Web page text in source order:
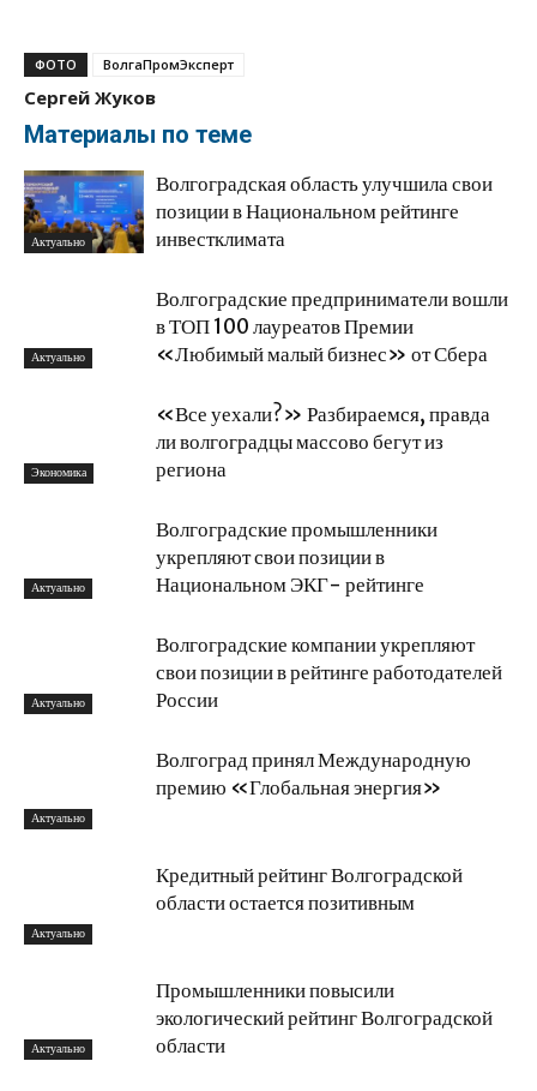
ФОТО ВолгаПромЭксперт
Сергей Жуков
Материалы по теме
Актуально
Волгоградская область улучшила свои
позиции в Национальном рейтинге
инвестклимата
Актуально
Волгоградские предприниматели вошли
в ТОП 100 лауреатов Премии
«Любимый малый бизнес» от Сбера
Экономика
«Все уехали?» Разбираемся, правда
ли волгоградцы массово бегут из
региона
Актуально
Волгоградские промышленники
укрепляют свои позиции в
Национальном ЭКГ- рейтинге
Актуально
Волгоградские компании укрепляют
свои позиции в рейтинге работодателей
России
Актуально
Волгоград принял Международную
премию «Глобальная энергия»
Актуально
Кредитный рейтинг Волгоградской
области остается позитивным
Актуально
Промышленники повысили
экологический рейтинг Волгоградской
области